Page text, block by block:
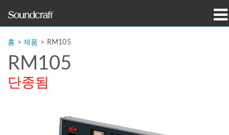
사례 연구 및 뉴스
구매처
홈 >제품 > RM105
RM105
단종됨